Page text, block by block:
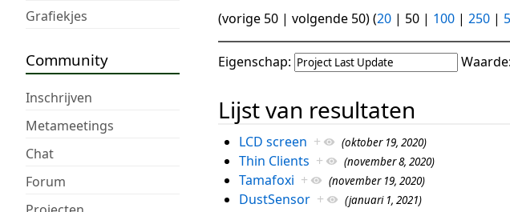
Grafiekjes
Community
Inschrijven
Metameetings
Chat
Forum
(vorige 50 | volgende 50) (20 | 50 | 100 | 250 |
Eigenschap: Waarde:
Lijst van resultaten
LCD screen + (oktober 19, 2020)
Thin Clients + (november 8, 2020)
Tamafoxi + (november 19, 2020)
DustSensor + (januari 1, 2021)